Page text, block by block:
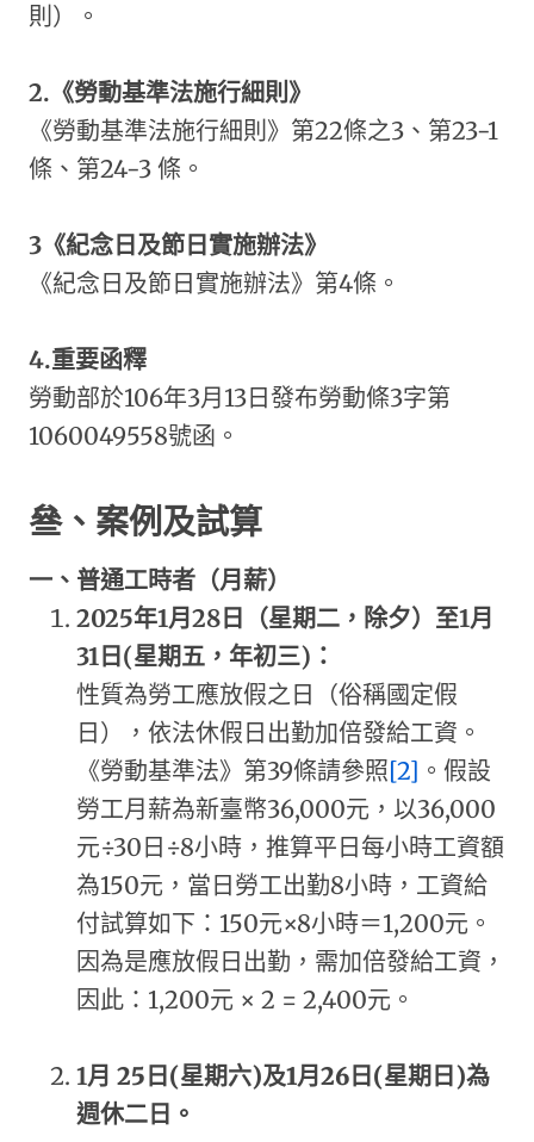
則）。
2. 《勞動基準法施行細則》
《勞動基準法施行細則》第22條之3、第23-1
條、第24-3 條。
3 《紀念日及節日實施辦法》
《紀念日及節日實施辦法》第4條。
4.重要函釋
勞動部於106年3月13日發布勞動條3字第
1060049558號函。
叄、案例及試算
一、普通工時者（月薪）
2025年1月28日（星期二，除夕）至1月
31日(星期五，年初三)：
性質為勞工應放假之日（俗稱國定假
日），依法休假日出勤加倍發給工資。
《勞動基準法》第39條請參照[2] 。假設
勞工月薪為新臺幣36,000元，以36,000
元÷30日÷8小時，推算平日每小時工資額
為150元，當日勞工出勤8小時，工資給
付試算如下：150元×8小時＝1,200元。
因為是應放假日出勤，需加倍發給工資，
因此：1,200元 × 2 = 2,400元。
1月 25日(星期六)及1月26日(星期日)為
週休二日。